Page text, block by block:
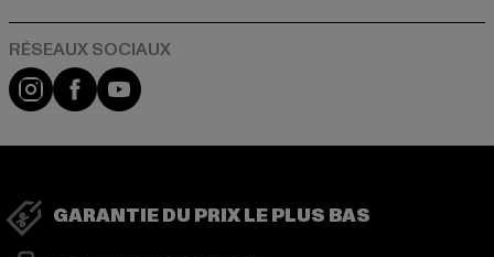
Visit our Instagram page:
Visit our Facebook page:
Visit our YouTube channel:
GARANTIE DU PRIX LE PLUS BAS